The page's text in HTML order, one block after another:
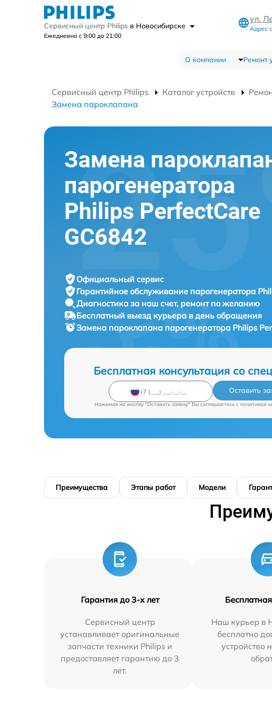
Сервисный центр Philips в Новосибирске
Ежедневно с 9:00 до 21:00
ул.
Адрес
О компании Ремонт
Сервисный центр Philips Каталог устройств
Замена пароклапана
Замена
парогенератора
Philips PerfectCare
GC6842
Официальный сервис
Гарантийное обслуживание парогенератора
Диагностика за наш счет, ремонт по желанию
Бесплатный выезд курьера в день обращения
Замена пароклапана парогенератора Philips
Бесплатная консультация со
Оставить
Нажимая на кнопку "Оставить заявку" Вы соглашаетесь c политикой
Преимущества Этапы работ Модели
Гарантия до 3-х лет
Сервисный центр
устанавливает оригинальные
запчасти техники Philips и
предоставляет гарантию до 3
лет.
Наш курьер в
бесплатно
устройство